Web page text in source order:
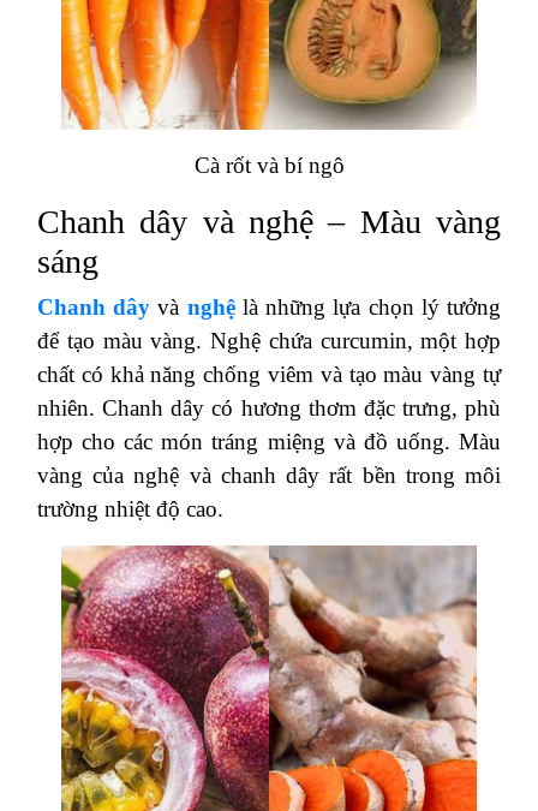
Cà rốt và bí ngô
Chanh dây và nghệ – Màu vàng
sáng
Chanh dây và nghệ là những lựa chọn lý tưởng
để tạo màu vàng. Nghệ chứa curcumin, một hợp
chất có khả năng chống viêm và tạo màu vàng tự
nhiên. Chanh dây có hương thơm đặc trưng, phù
hợp cho các món tráng miệng và đồ uống. Màu
vàng của nghệ và chanh dây rất bền trong môi
trường nhiệt độ cao​.